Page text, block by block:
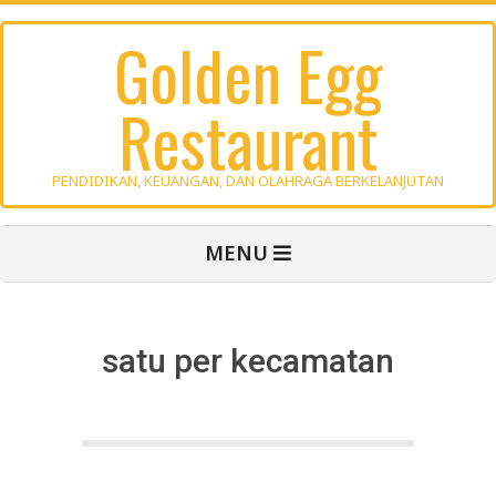
Skip
Golden Egg
Restaurant
PENDIDIKAN, KEUANGAN, DAN OLAHRAGA BERKELANJUTAN
MENU
satu per kecamatan